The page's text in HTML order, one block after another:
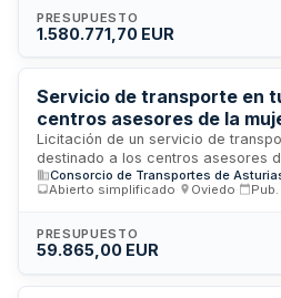
territorio turístico inteligente
tecnológicas adaptadas a las
completo de desarrollo, desde la
programación hasta la
sistemas y soporte operativo
PRESUPUESTO
1.580.771,70 EUR
Servicio de transporte en
centros asesores de la
la Dirección General de
de Asturias
Licitación de un servicio de
destinado a los centros asesores
por la Dirección General de
Asturias. El contrato incluye la
con requisitos de solvencia
empresas licitadoras, así como
adecuado a los usuarios.
Consorcio de Transportes de
Abierto simplificado
Oviedo Pub.
PRESUPUESTO
59.865,00 EUR